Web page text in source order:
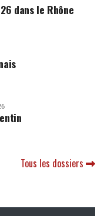
dans le Rhône
Tous les dossiers